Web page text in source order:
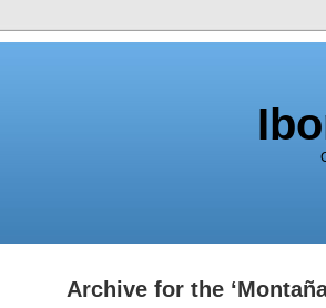
Archive for the